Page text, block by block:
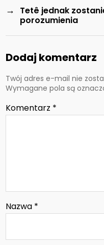
→
Tetê jednak
porozumienia
Dodaj komentarz
Twój adres e-mail nie
Wymagane pola są
Komentarz *
Nazwa *